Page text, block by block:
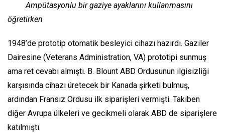
Ampütasyonlu bir gaziye ayaklarını kullanmasını
öğretirken
1948’de prototip otomatik besleyici cihazı hazırdı. Gaziler
Dairesine (Veterans Administration, VA) prototipi sunmuş
ama ret cevabı almıştı. B. Blount ABD Ordusunun ilgisizliği
karşısında cihazı üretecek bir Kanada şirketi bulmuş,
ardından Fransız Ordusu ilk siparişleri vermişti. Takiben
diğer Avrupa ülkeleri ve gecikmeli olarak ABD de siparişlere
katılmıştı.